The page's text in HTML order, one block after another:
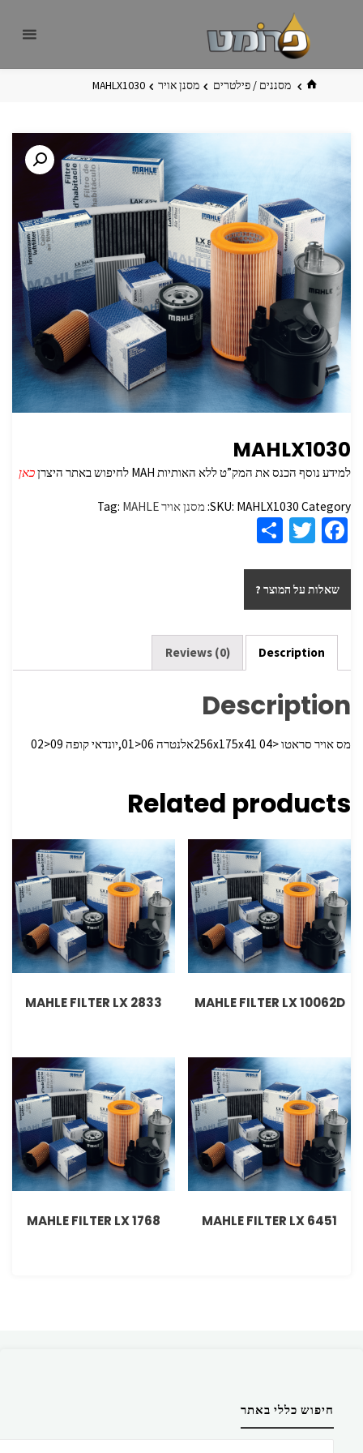
בית מסננים / פילטרים מסנן אויר MAHLX1030
MAHLX1030
למידע נוסף הכנס את המק”ט ללא האותיות MAH לחיפוש באתר היצרן כאן
SKU: MAHLX1030 Category: מסנן אויר Tag: MAHLE
Fa
b
o
o
k
T
tt
er
ar
e
שאלות על המוצר ?
Description
Reviews (0)
Description
מס אויר סראטו <256x175x41 04אלנטרה 06<01,יונדאי קופה 09<02
Related products
MAHLE FILTER LX 10062D
MAHLE FILTER LX 2833
MAHLE FILTER LX 6451
MAHLE FILTER LX 1768
חיפוש כללי באתר